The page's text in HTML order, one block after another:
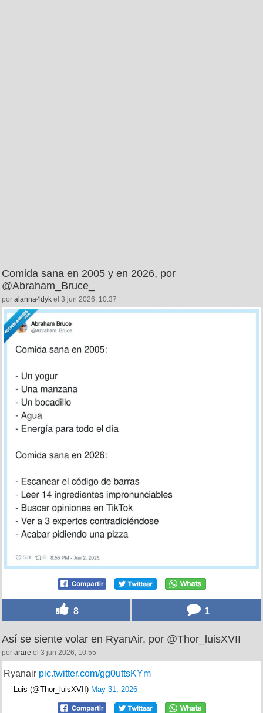
Comida sana en 2005 y en 2026, por
@Abraham_Bruce_
por alanna4dyk el 3 jun 2026, 10:37
8 1
Así se siente volar en RyanAir, por @Thor_luisXVII
por arare el 3 jun 2026, 10:55
Ryanair pic.twitter.com/gg0uttsKYm
— Luis (@Thor_luisXVII) May 31, 2026